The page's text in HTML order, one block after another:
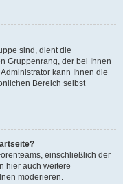
sind, dient die
Gruppenrang, der bei Ihnen
kann Ihnen die
Bereich selbst
einschließlich der
hier auch weitere
moderieren.